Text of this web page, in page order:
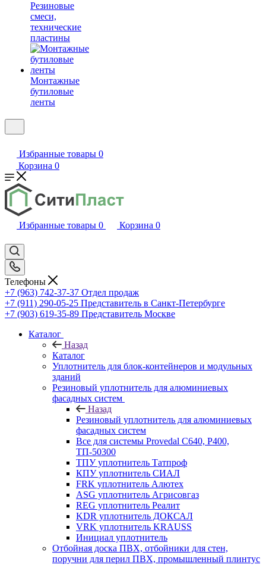
Резиновые
смеси,
технические
пластины
Монтажные
бутиловые
ленты
Избранные товары 0
Корзина 0
Избранные товары 0 Корзина 0
Телефоны
+7 (963) 742-37-37 Отдел продаж
+7 (911) 290-05-25 Представитель в Санкт-Петербурге
+7 (903) 619-35-89 Представитель Москве
Каталог
Назад
Каталог
Уплотнитель для блок-контейнеров и модульных
зданий
Резиновый уплотнитель для алюминиевых
фасадных систем
Назад
Резиновый уплотнитель для алюминиевых
фасадных систем
Все для системы Provedal С640, Р400,
ТП-50300
ТПУ уплотнитель Татпроф
КПУ уплотнитель СИАЛ
FRK уплотнитель Алютех
ASG уплотнитель Агрисовгаз
REG уплотнитель Реалит
KDR уплотнитель ДОКСАЛ
VRK уплотнитель KRAUSS
Инициал уплотнитель
Отбойная доска ПВХ, отбойники для стен,
поручни для перил ПВХ, промышленный плинтус